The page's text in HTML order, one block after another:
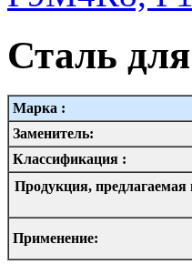
Сталь
Марка :
Заменитель:
Классификация :
Продукция,
Применение: